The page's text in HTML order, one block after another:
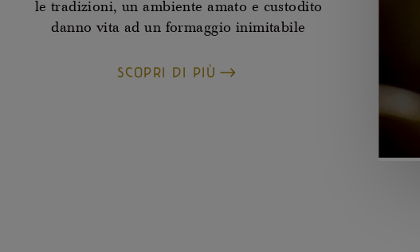
le tradizioni, un ambiente amato e custodito
danno vita ad un formaggio inimitabile
SCOPRI DI PIÙ